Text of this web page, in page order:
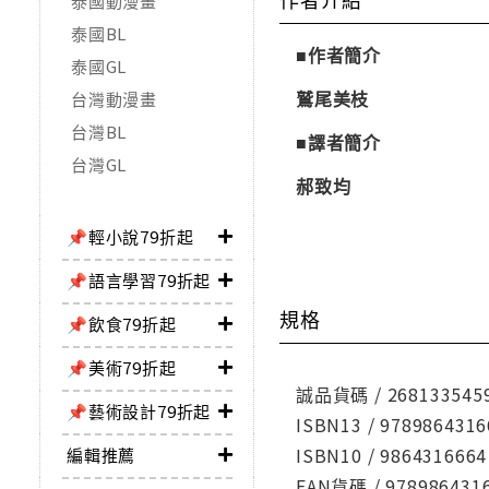
泰國BL
泰國GL
台灣動漫畫
台灣BL
台灣GL
📌輕小說79折起
📌語言學習79折起
📌飲食79折起
📌美術79折起
📌藝術設計79折起
編輯推薦
■作者簡介
鷲尾美枝
■譯者簡介
郝致均
規格
誠品貨碼 /
ISBN13 /
ISBN10 / 9864316664